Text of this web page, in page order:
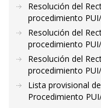
Resolución del
procedimiento
Resolución del
procedimiento
Resolución del
procedimiento
Lista provisional
Procedimiento